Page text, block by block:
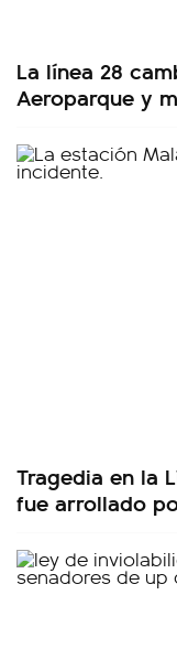
La línea 28
Aeroparque y
Tragedia en la
fue arrollado